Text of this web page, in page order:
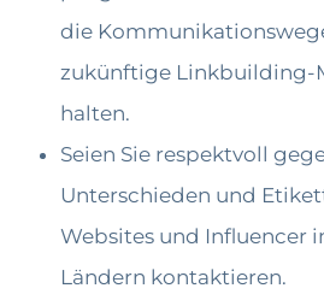
die
zukünftige Linkbuilding-
halten.
Seien Sie respektvoll
Unterschieden und
Websites und Influencer
Ländern kontaktieren.